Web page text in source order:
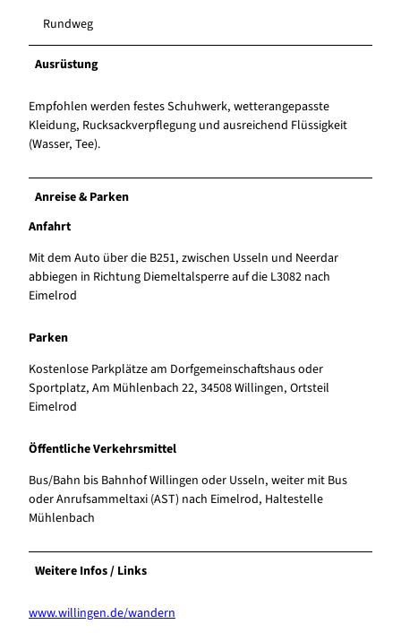
Rundweg
Ausrüstung
Empfohlen werden festes Schuhwerk, wetterangepasste
Kleidung, Rucksackverpflegung und ausreichend Flüssigkeit
(Wasser, Tee).
Anreise & Parken
Anfahrt
Mit dem Auto über die B251, zwischen Usseln und Neerdar
abbiegen in Richtung Diemeltalsperre auf die L3082 nach
Eimelrod
Parken
Kostenlose Parkplätze am Dorfgemeinschaftshaus oder
Sportplatz, Am Mühlenbach 22, 34508 Willingen, Ortsteil
Eimelrod
Öffentliche Verkehrsmittel
Bus/Bahn bis Bahnhof Willingen oder Usseln, weiter mit Bus
oder Anrufsammeltaxi (AST) nach Eimelrod, Haltestelle
Mühlenbach
Weitere Infos / Links
www.willingen.de/wandern